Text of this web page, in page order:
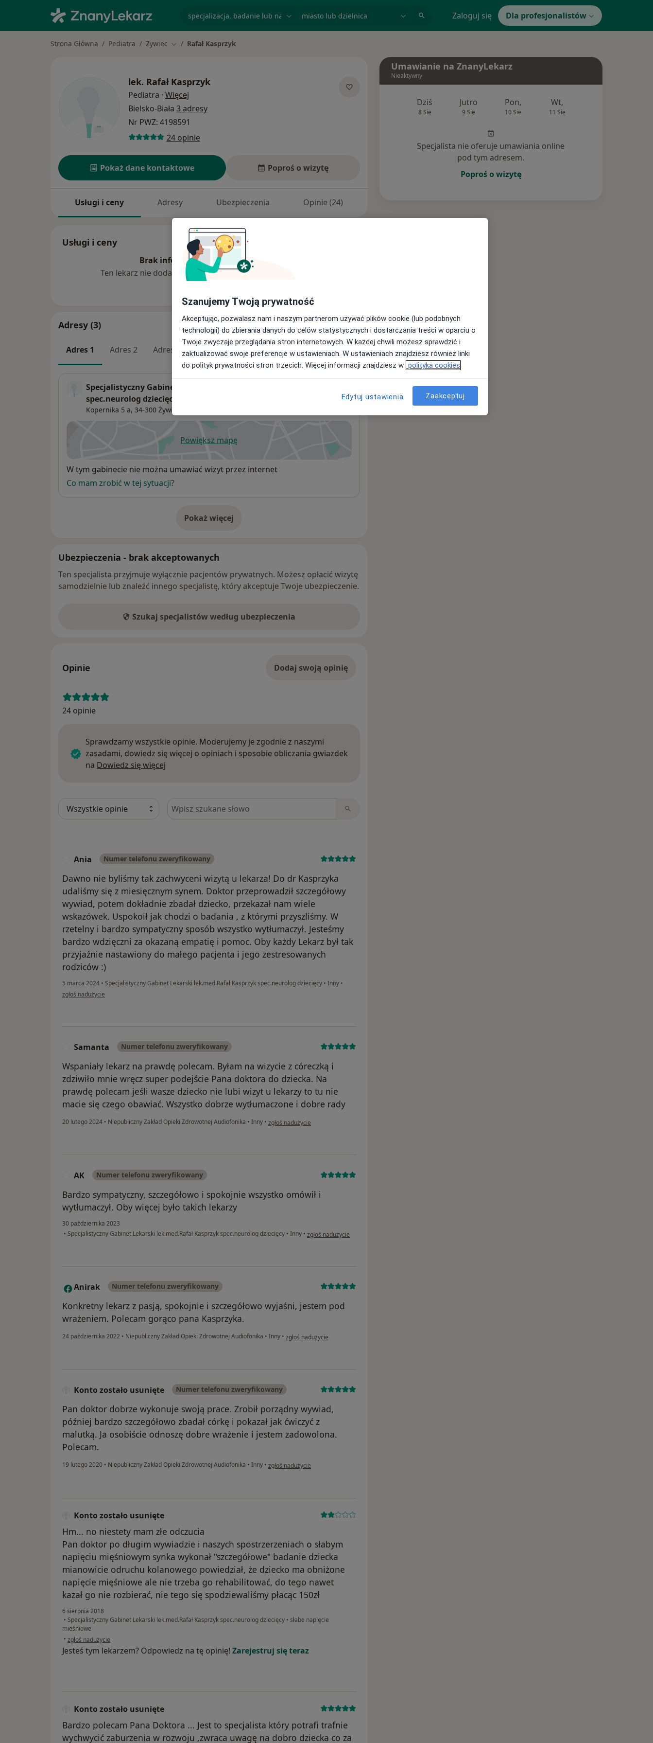
Zaloguj się Dla profesjonalistów
Strona Główna Pediatra Żywiec Zmień miasto
Rafał Kasprzyk
lek. Rafał Kasprzyk
Pediatra · Więcej
Bielsko-Biała 3 adresy
Nr PWZ: 4198591
24 opinie
Pokaż dane kontaktowe Poproś o wizytę
Usługi i ceny Adresy Ubezpieczenia Opinie (24)
Usługi i ceny
Brak informacji o usługach i cenach
Ten lekarz nie dodał jeszcze informacji o usługach i cenach.
Adresy (3)
Adres 1 Adres 2 Adres 3
Specjalistyczny Gabinet Lekarski lek.med.Rafał Kasprzyk
spec.neurolog dziecięcy
Kopernika 5 a, 34-300 Żywiec
Powiększ mapęotwiera się w nowej karcie
Dostępność
W tym gabinecie nie można umawiać wizyt przez internet
Co mam zrobić w tej sytuacji?
Pokaż więcej
o adresie
Ubezpieczenia - brak akceptowanych
Ten specjalista przyjmuje wyłącznie pacjentów prywatnych. Możesz opłacić wizytę
samodzielnie lub znaleźć innego specjalistę, który akceptuje Twoje ubezpieczenie.
Szukaj specjalistów według ubezpieczenia
Opinie Dodaj swoją opinię
24 opinie
Sprawdzamy wszystkie opinie. Moderujemy je zgodnie z naszymi
zasadami, dowiedz się więcej o opiniach i sposobie obliczania gwiazdek
na Dowiedz się więcej
Szukaj w opiniach
Ania Numer telefonu zweryfikowany
Dawno nie byliśmy tak zachwyceni wizytą u lekarza! Do dr Kasprzyka
udaliśmy się z miesięcznym synem. Doktor przeprowadził szczegółowy
wywiad, potem dokładnie zbadał dziecko, przekazał nam wiele
wskazówek. Uspokoił jak chodzi o badania , z którymi przyszliśmy. W
rzetelny i bardzo sympatyczny sposób wszystko wytłumaczył. Jesteśmy
bardzo wdzięczni za okazaną empatię i pomoc. Oby każdy Lekarz był tak
przyjaźnie nastawiony do małego pacjenta i jego zestresowanych
rodziców :)
5 marca 2024 • Specjalistyczny Gabinet Lekarski lek.med.Rafał Kasprzyk spec.neurolog dziecięcy • Inny •
w opinii użytkownika Ania
zgłoś nadużycie
Samanta Numer telefonu zweryfikowany
Wspaniały lekarz na prawdę polecam. Byłam na wizycie z córeczką i
zdziwiło mnie wręcz super podejście Pana doktora do dziecka. Na
prawdę polecam jeśli wasze dziecko nie lubi wizyt u lekarzy to tu nie
macie się czego obawiać. Wszystko dobrze wytłumaczone i dobre rady
20 lutego 2024 • Niepubliczny Zakład Opieki Zdrowotnej Audiofonika • Inny • w opinii użytkownika Samanta
zgłoś nadużycie
AK Numer telefonu zweryfikowany
Bardzo sympatyczny, szczegółowo i spokojnie wszystko omówił i
wytłumaczył. Oby więcej było takich lekarzy
30 października 2023
• Specjalistyczny Gabinet Lekarski lek.med.Rafał Kasprzyk spec.neurolog dziecięcy • Inny • w opinii użytkownika AK
zgłoś nadużycie
A Anirak Numer telefonu zweryfikowany
Konkretny lekarz z pasją, spokojnie i szczegółowo wyjaśni, jestem pod
wrażeniem. Polecam gorąco pana Kasprzyka.
24 października 2022 • Niepubliczny Zakład Opieki Zdrowotnej Audiofonika • Inny • w opinii użytkownika Anirak
zgłoś nadużycie
Konto zostało usunięte Numer telefonu zweryfikowany
Pan doktor dobrze wykonuje swoją prace. Zrobił porządny wywiad,
później bardzo szczegółowo zbadał córkę i pokazał jak ćwiczyć z
malutką. Ja osobiście odnoszę dobre wrażenie i jestem zadowolona.
Polecam.
19 lutego 2020 • Niepubliczny Zakład Opieki Zdrowotnej Audiofonika • Inny • w opinii użytkownika Konto zostało usunięte
zgłoś nadużycie
Konto zostało usunięte
Hm... no niestety mam złe odczucia
Pan doktor po długim wywiadzie i naszych spostrzerzeniach o słabym
napięciu mięśniowym synka wykonał "szczegółowe" badanie dziecka
mianowicie odruchu kolanowego powiedział, że dziecko ma obniżone
napięcie mięśniowe ale nie trzeba go rehabilitować, do tego nawet
kazał go nie rozbierać, nie tego się spodziewaliśmy płacąc 150zł
6 sierpnia 2018
• Specjalistyczny Gabinet Lekarski lek.med.Rafał Kasprzyk spec.neurolog dziecięcy • słabe napięcie
mieśniowe
• w opinii użytkownika Konto zostało usunięte
zgłoś nadużycie
Jesteś tym lekarzem? Odpowiedz na tę opinię! Zarejestruj się teraz
Konto zostało usunięte
Bardzo polecam Pana Doktora ... Jest to specjalista który potrafi trafnie
wychwycić zaburzenia w rozwoju ,zwraca uwagę na dobro dziecka co za
Umawianie na ZnanyLekarz
Nieaktywny
Dziś
8 Sie
Jutro
9 Sie
Pon,
10 Sie
Wt,
11 Sie
Specjalista nie oferuje umawiania online
pod tym adresem.
Poproś o wizytę
Szanujemy Twoją prywatność
Akceptując, pozwalasz nam i naszym partnerom używać plików cookie (lub podobnych
technologii) do zbierania danych do celów statystycznych i dostarczania treści w oparciu o
Twoje zwyczaje przeglądania stron internetowych. W każdej chwili możesz sprawdzić i
zaktualizować swoje preferencje w ustawieniach. W ustawieniach znajdziesz również linki
do polityk prywatności stron trzecich. Więcej informacji znajdziesz w polityka cookies
Edytuj ustawienia Zaakceptuj